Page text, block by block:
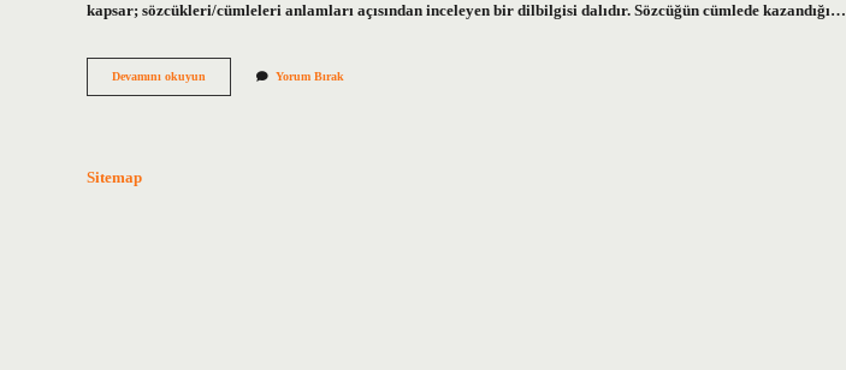
kapsar; sözcükleri/cümleleri anlamları açısından inceleyen bir dilbilgisi dalıdır. Sözcüğün cümlede kazandığı…
Devamını okuyun Paragrafta
Anlam
Yorum Bırak
Sitemap